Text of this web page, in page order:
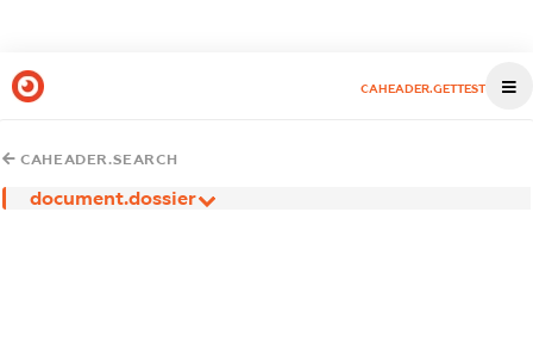
CAHEADER.GETTEST
CAHEADER.SEARCH
document.dossier